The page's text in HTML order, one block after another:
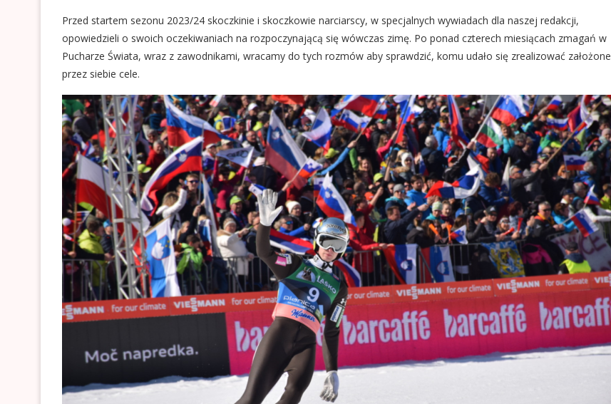
Przed startem sezonu 2023/24 skoczkinie i skoczkowie narciarscy, w specjalnych wywiadach dla naszej redakcji,
opowiedzieli o swoich oczekiwaniach na rozpoczynającą się wówczas zimę. Po ponad czterech miesiącach zmagań w
Pucharze Świata, wraz z zawodnikami, wracamy do tych rozmów aby sprawdzić, komu udało się zrealizować założone
przez siebie cele.